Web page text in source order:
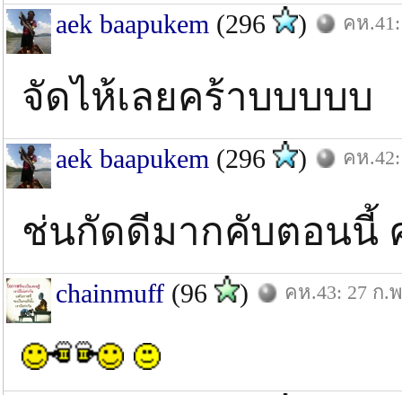
aek baapukem (296 ) คห
จัดไห้เลยคร้าบบบบบ
aek baapukem (296 ) คห
ช่นกัดดีมากคับตอนนี้
chainmuff (96 ) คห.43: 27 ก.